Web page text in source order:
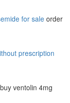
for sale order
prescription
buy ventolin 4mg